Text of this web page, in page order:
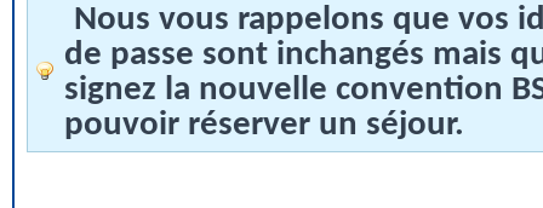
Nous vous rappelons que vos
de passe sont inchangés mais
signez la nouvelle convention
pouvoir réserver un séjour.